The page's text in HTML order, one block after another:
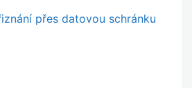
přes datovou schránku